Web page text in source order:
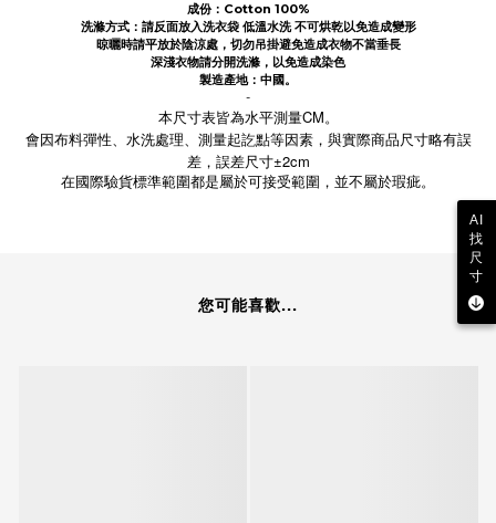
成份：Cotton 100%
洗滌方式：請反面放入洗衣袋 低溫水洗 不可烘乾以免造成變形
晾曬時請平放於陰涼處，切勿吊掛避免造成衣物不當垂長
深淺衣物請分開洗滌，以免造成染色
製造產地：中國。
-
本尺寸表皆為水平測量CM。
會因布料彈性、水洗處理、測量起訖點等因素，與實際商品尺寸略有誤
差，誤差尺寸±2cm
在國際驗貨標準範圍都是屬於可接受範圍，並不屬於瑕疵。
您可能喜歡...
AI
找
尺
寸